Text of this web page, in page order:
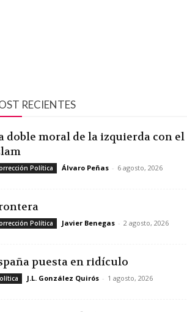
RECIENTES
doble moral de la izquierda con el
Política Álvaro Peñas - 6 agosto, 2026
Política Javier Benegas - 2 agosto, 2026
puesta en ridículo
J.L. González Quirós - 1 agosto, 2026